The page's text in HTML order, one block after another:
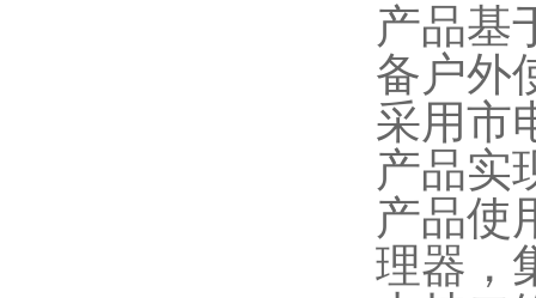
产品基
备户外
采用市
产品实
产品使
理器，